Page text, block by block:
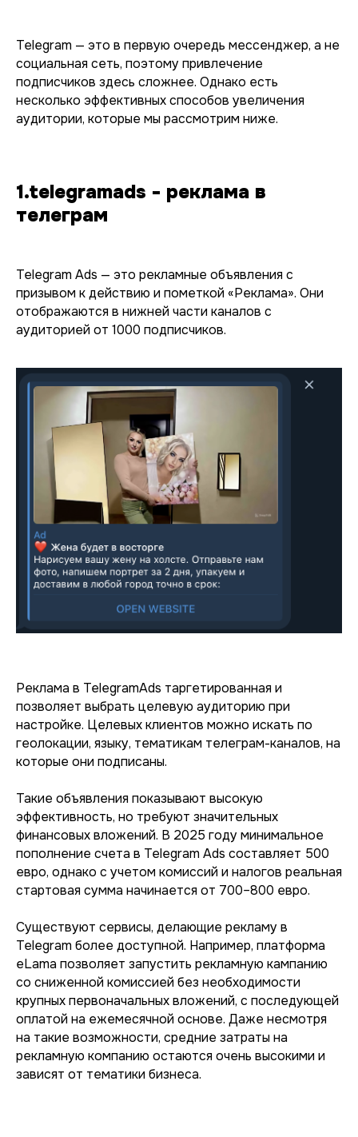
Telegram — это в первую очередь мессенджер, а не
социальная сеть, поэтому привлечение
подписчиков здесь сложнее. Однако есть
несколько эффективных способов увеличения
аудитории, которые мы рассмотрим ниже.
1.telegramads - реклама в
телеграм
Telegram Ads — это рекламные объявления с
призывом к действию и пометкой «Реклама». Они
отображаются в нижней части каналов с
аудиторией от 1000 подписчиков.
Реклама в TelegramAds таргетированная и
позволяет выбрать целевую аудиторию при
настройке. Целевых клиентов можно искать по
геолокации, языку, тематикам телеграм-каналов, на
которые они подписаны.
Такие объявления показывают высокую
эффективность, но требуют значительных
финансовых вложений. В 2025 году минимальное
пополнение счета в Telegram Ads составляет 500
евро, однако с учетом комиссий и налогов реальная
стартовая сумма начинается от 700–800 евро.
Существуют сервисы, делающие рекламу в
Telegram более доступной. Например, платформа
eLama позволяет запустить рекламную кампанию
со сниженной комиссией без необходимости
крупных первоначальных вложений, с последующей
оплатой на ежемесячной основе. Даже несмотря
на такие возможности, средние затраты на
рекламную компанию остаются очень высокими и
зависят от тематики бизнеса.